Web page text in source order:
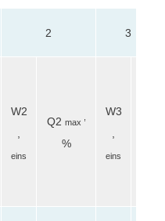
2 3
W2
eins
Q2 max
%
W3
eins